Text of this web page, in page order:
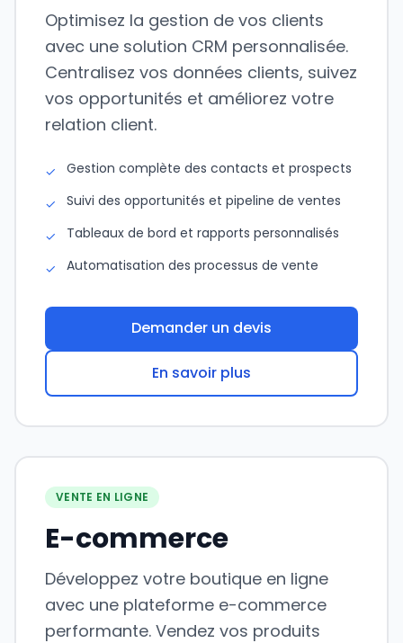
Optimisez la gestion de vos clients
avec une solution CRM personnalisée.
Centralisez vos données clients, suivez
vos opportunités et améliorez votre
relation client.
✓
Gestion complète des contacts et prospects
✓
Suivi des opportunités et pipeline de ventes
✓
Tableaux de bord et rapports personnalisés
✓
Automatisation des processus de vente
Demander un devis
En savoir plus
VENTE EN LIGNE
E-commerce
Développez votre boutique en ligne
avec une plateforme e-commerce
performante. Vendez vos produits